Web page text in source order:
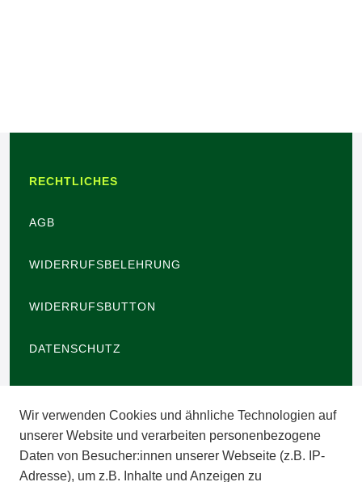
RECHTLICHES
AGB
WIDERRUFSBELEHRUNG
WIDERRUFSBUTTON
DATENSCHUTZ
IMPRESSUM
INFORMATIONEN
Wir verwenden Cookies und ähnliche Technologien auf
unserer Website und verarbeiten personenbezogene
Daten von Besucher:innen unserer Webseite (z.B. IP-
Adresse), um z.B. Inhalte und Anzeigen zu